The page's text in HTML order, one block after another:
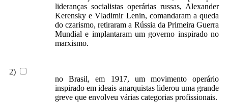
lideranças socialistas operárias russas, Alexander
Kerensky e Vladimir Lenin, comandaram a queda
do czarismo, retiraram a Rússia da Primeira Guerra
Mundial e implantaram um governo inspirado no
marxismo.
2)
no Brasil, em 1917, um movimento operário
inspirado em ideais anarquistas liderou uma grande
greve que envolveu várias categorias profissionais.